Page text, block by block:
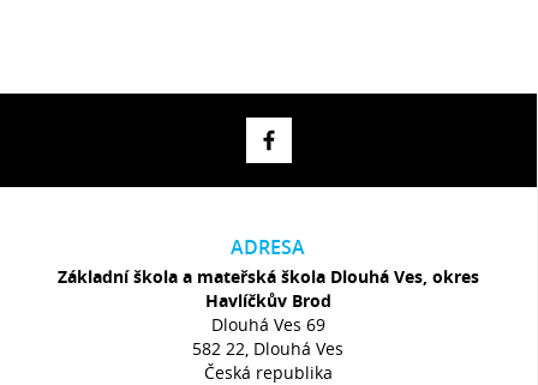
ADRESA
Základní škola a mateřská škola Dlouhá Ves, okres
Havlíčkův Brod
Dlouhá Ves 69
582 22, Dlouhá Ves
Česká republika